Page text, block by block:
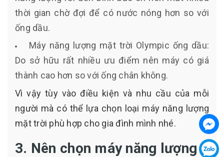
thời gian chờ đợi để có nước nóng hơn so với
ống dầu.
Máy năng lượng mặt trời Olympic ống dầu:
Do sở hữu rất nhiều ưu điểm nên máy có giá
thành cao hơn so với ống chân không.
Vì vậy tùy vào điều kiện và nhu cầu của mỗi
người mà có thể lựa chọn loại máy năng lượng
mặt trời phù hợp cho gia đình mình nhé.
3. Nên chọn máy năng lượng